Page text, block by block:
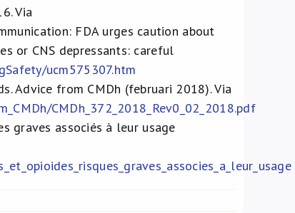
Via
FDA urges caution about
or CNS depressants: careful
ucm575307.htm
Advice from CMDh (februari 2018). Via
CMDh_372_2018_Rev0_02_2018.pdf
graves associés à leur usage